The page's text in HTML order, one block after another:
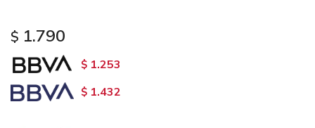
$ 1.790
$ 1.253
$ 1.432